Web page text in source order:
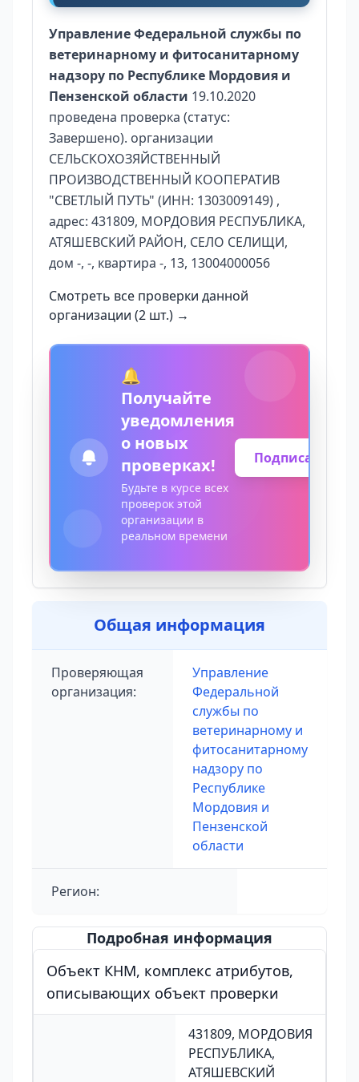
Управление Федеральной службы по
ветеринарному и фитосанитарному
надзору по Республике Мордовия и
Пензенской области 19.10.2020
проведена проверка (статус:
Завершено). организации
СЕЛЬСКОХОЗЯЙСТВЕННЫЙ
ПРОИЗВОДСТВЕННЫЙ КООПЕРАТИВ
"СВЕТЛЫЙ ПУТЬ" (ИНН: 1303009149) ,
адрес: 431809, МОРДОВИЯ РЕСПУБЛИКА,
АТЯШЕВСКИЙ РАЙОН, СЕЛО СЕЛИЩИ,
дом -, -, квартира -, 13, 13004000056
Смотреть все проверки данной
организации (2 шт.) →
🔔
Получайте
уведомления
о новых
проверках!
Будьте в курсе всех
проверок этой
организации в
реальном времени
Подписаться
Общая информация
Проверяющая
организация:
Управление
Федеральной
службы по
ветеринарному и
фитосанитарному
надзору по
Республике
Мордовия и
Пензенской
области
Регион:
Подробная информация
Объект КНМ, комплекс атрибутов,
описывающих объект проверки
431809, МОРДОВИЯ
РЕСПУБЛИКА,
АТЯШЕВСКИЙ